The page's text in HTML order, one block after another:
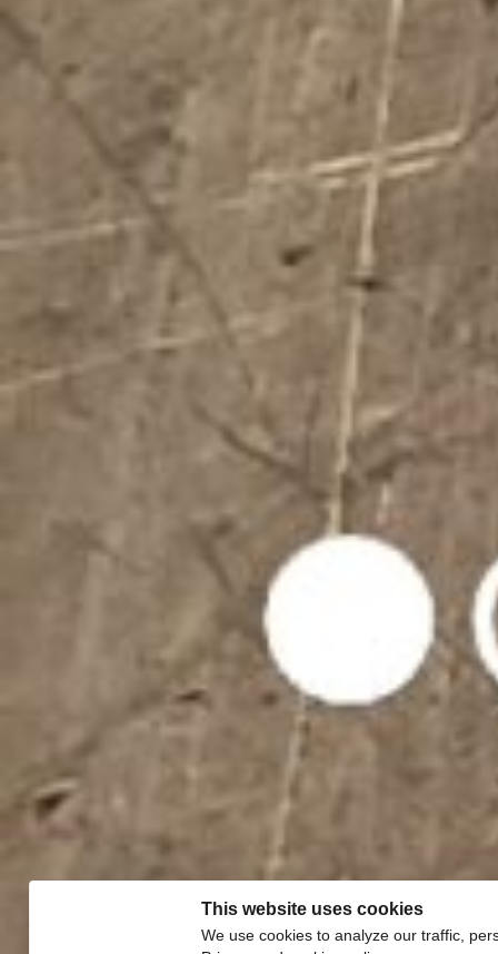
This website uses cookies
We use cookies to analyze our traffic,